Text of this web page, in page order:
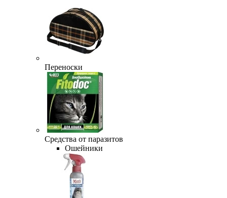
Переноски
Средства от паразитов
Ошейники